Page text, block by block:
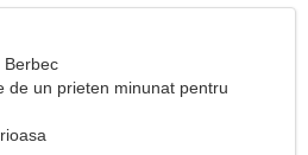
Berbec
de un prieten minunat pentru